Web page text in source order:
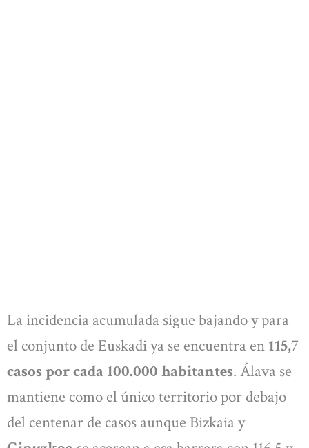
La incidencia acumulada sigue bajando y para
el conjunto de Euskadi ya se encuentra en 115,7
casos por cada 100.000 habitantes. Álava se
mantiene como el único territorio por debajo
del centenar de casos aunque Bizkaia y